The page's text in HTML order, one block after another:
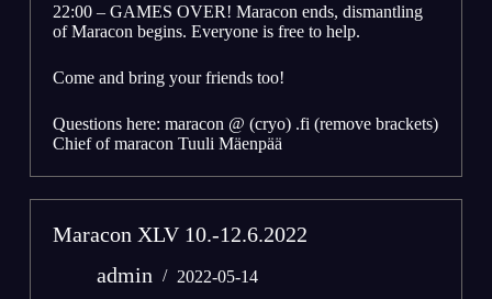
22:00 – GAMES OVER! Maracon ends, dismantling
of Maracon begins. Everyone is free to help.
Come and bring your friends too!
Questions here: maracon @ (cryo) .fi (remove brackets)
Chief of maracon Tuuli Mäenpää
Maracon XLV 10.-12.6.2022
admin
2022-05-14